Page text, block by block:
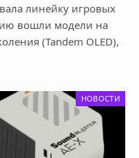
линейку игровых
вошли модели на
(Tandem OLED),
НОВОСТИ